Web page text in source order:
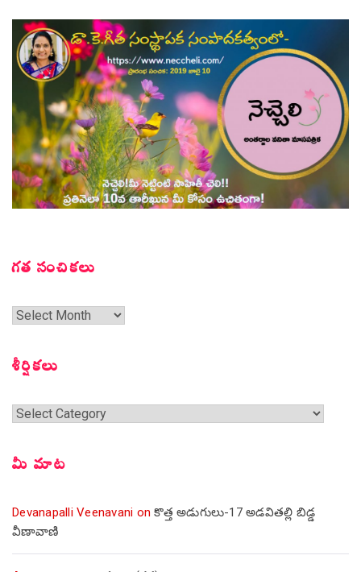
గత సంచికలు
గత
శీర్షికలు
శీర్షికలు
మీ మాట
Devanapalli Veenavani onకొత్త అడుగులు-17 అడవితల్లి బిడ్డ
వీణావాణి